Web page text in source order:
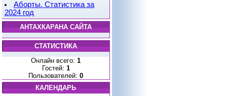
Аборты. Статистика за
2024 год
АНТАХКАРАНА САЙТА
СТАТИСТИКА
Онлайн всего: 1
Гостей: 1
Пользователей: 0
КАЛЕНДАРЬ